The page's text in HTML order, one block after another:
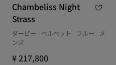
Chambeliss Night
Strass
ダービー - ベルベット - ブルー - メ
ンズ
¥ 217,800